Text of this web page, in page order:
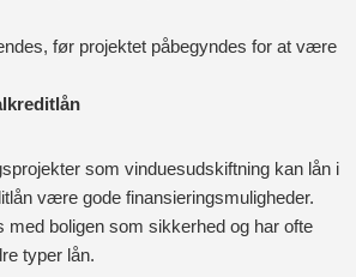
før projektet påbegyndes for at være
som vinduesudskiftning kan lån i
være gode finansieringsmuligheder.
med boligen som sikkerhed og har ofte
typer lån.